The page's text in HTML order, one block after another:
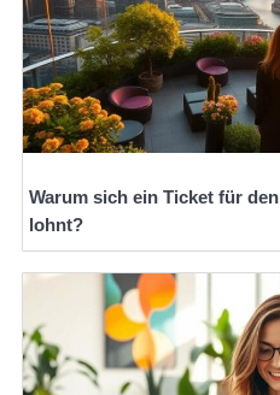
Warum sich ein Ticket für
lohnt?